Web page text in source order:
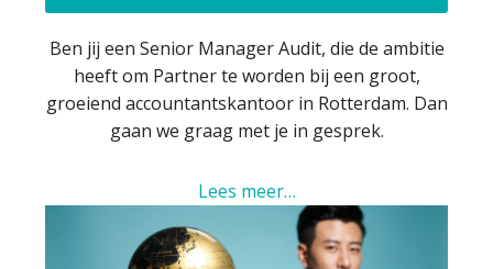
Ben jij een Senior Manager Audit, die de ambitie
heeft om Partner te worden bij een groot,
groeiend accountantskantoor in Rotterdam. Dan
gaan we graag met je in gesprek.
Lees meer…